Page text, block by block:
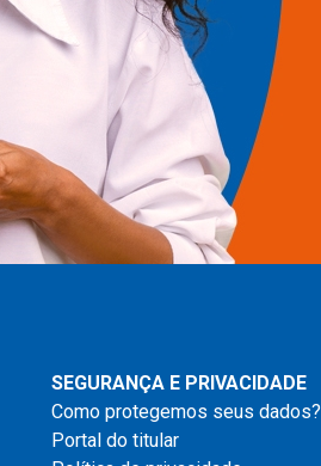
SEGURANÇA E PRIVACIDADE
Como protegemos seus dados?
Portal do titular